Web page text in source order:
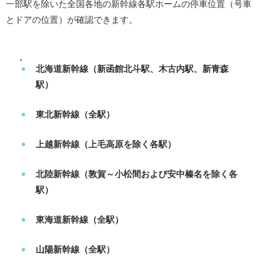
一部駅を除いた全国各地の新幹線各駅ホームの停車位置（号車
とドアの位置）が確認できます。
北海道新幹線（新函館北斗駅、木古内駅、新青森
駅）
東北新幹線（全駅）
上越新幹線（上毛高原を除く各駅）
北陸新幹線（敦賀～小松間および安中榛名を除く各
駅）
東海道新幹線（全駅）
山陽新幹線（全駅）